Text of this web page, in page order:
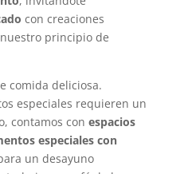
con creaciones
principio de
comida deliciosa.
especiales requieren un
contamos con espacios
especiales con
un desayuno